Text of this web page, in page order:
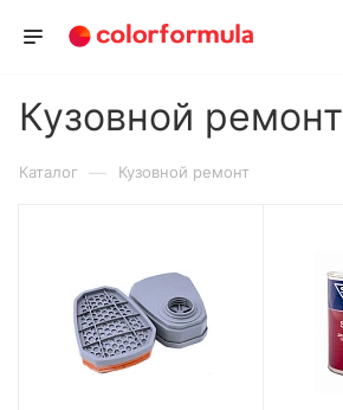
Кузовной ремонт
Каталог — Кузовной ремонт